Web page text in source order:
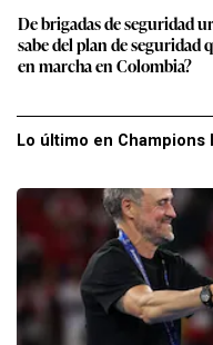
De brigadas de seguridad
sabe del plan de seguridad
en marcha en Colombia?
Lo último en Champions